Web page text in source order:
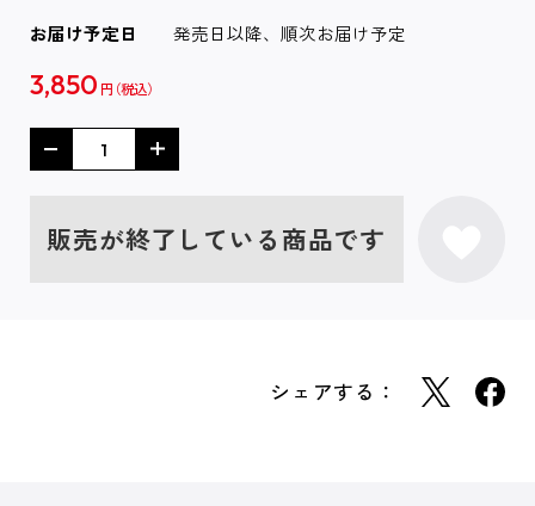
お届け予定日 発売日以降、順次お届け予定
3,850 円
販売が終了している商品です
シェアする：